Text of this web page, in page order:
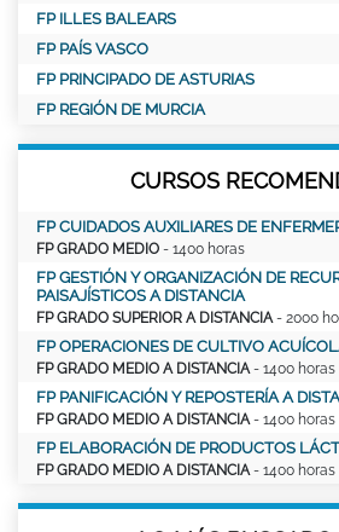
FP ILLES BALEARS
FP PAÍS VASCO
FP PRINCIPADO DE ASTURIAS
FP REGIÓN DE MURCIA
CURSOS
FP CUIDADOS AUXILIARES DE
FP GRADO MEDIO - 1400 horas
FP GESTIÓN Y ORGANIZACIÓN DE
PAISAJÍSTICOS A DISTANCIA
FP GRADO SUPERIOR A DISTANCIA- 2000
FP OPERACIONES DE CULTIVO
FP GRADO MEDIO A DISTANCIA- 1400 horas
FP PANIFICACIÓN Y REPOSTERÍA A
FP GRADO MEDIO A DISTANCIA- 1400 horas
FP ELABORACIÓN DE PRODUCTOS
FP GRADO MEDIO A DISTANCIA- 1400 horas